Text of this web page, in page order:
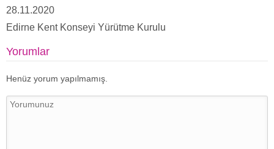
28.11.2020
Edirne Kent Konseyi Yürütme Kurulu
Yorumlar
Henüz yorum yapılmamış.